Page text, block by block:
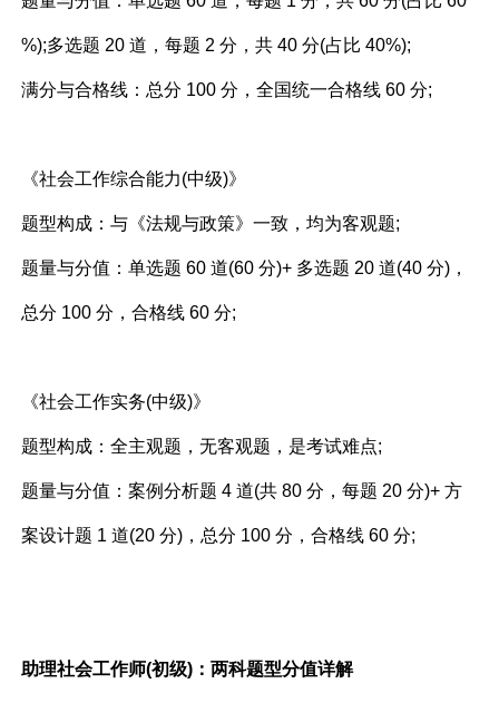
%);多选题 20 道，每题 2 分，共 40 分(占比 40%);​
满分与合格线：总分 100 分，全国统一合格线 60 分;​
《社会工作综合能力(中级)》​
题型构成：与《法规与政策》一致，均为客观题;​
题量与分值：单选题 60 道(60 分)+ 多选题 20 道(40 分)，
总分 100 分，合格线 60 分;​
《社会工作实务(中级)》​
题型构成：全主观题，无客观题，是考试难点;​
题量与分值：案例分析题 4 道(共 80 分，每题 20 分)+ 方
案设计题 1 道(20 分)，总分 100 分，合格线 60 分;​
助理社会工作师(初级)：两科题型分值详解​